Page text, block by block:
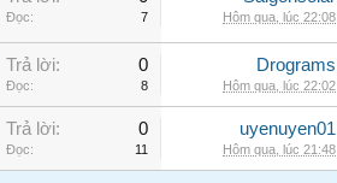
Đọc: 7 Hôm qua, lúc 22:08
Trả lời: 0
Đọc: 8
Drograms
Hôm qua, lúc 22:02
Trả lời: 0
Đọc: 11
uyenuyen01
Hôm qua, lúc 21:48